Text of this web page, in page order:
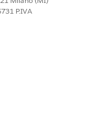
P.IVA